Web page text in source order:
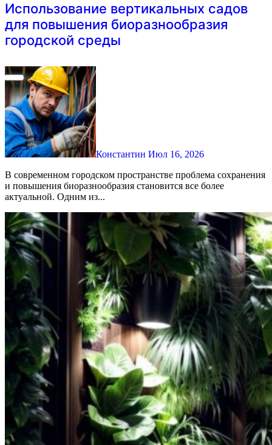
Использование вертикальных садов
для повышения биоразнообразия
городской среды
Константин Июл 16, 2026
В современном городском пространстве проблема сохранения
и повышения биоразнообразия становится все более
актуальной. Одним из...